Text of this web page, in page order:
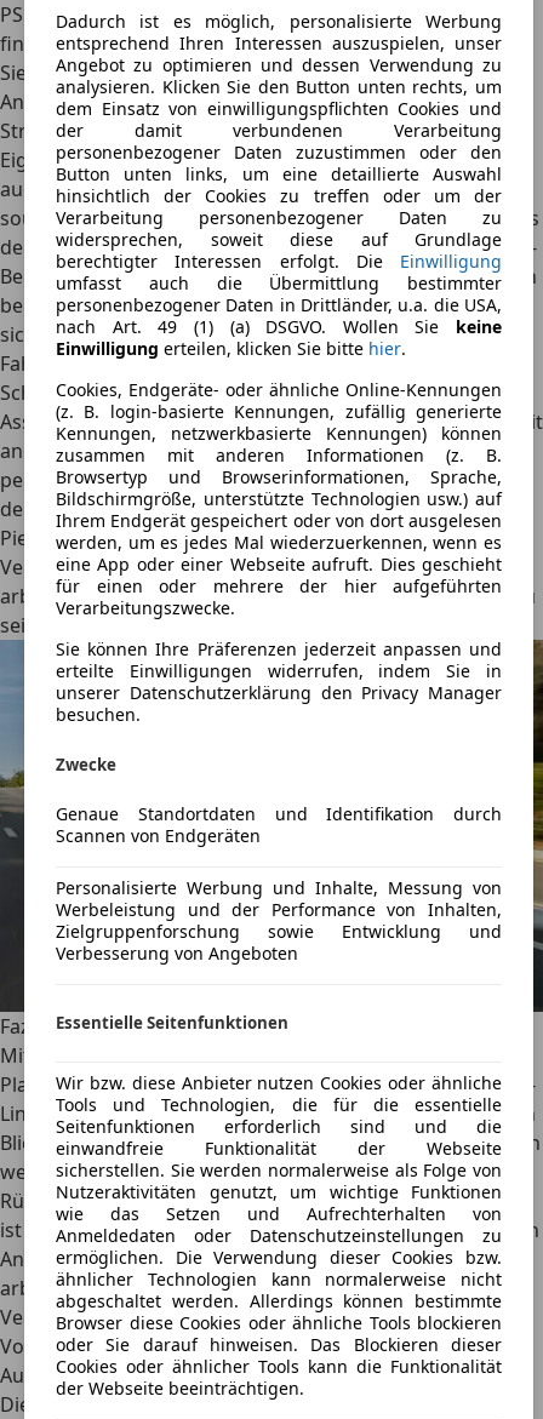
Dadurch ist es möglich, personalisierte Werbung
entsprechend Ihren Interessen auszuspielen, unser
Angebot zu optimieren und dessen Verwendung zu
analysieren. Klicken Sie den Button unten rechts, um
dem Einsatz von einwilligungspflichten Cookies und
der damit verbundenen Verarbeitung
personenbezogener Daten zuzustimmen oder den
Button unten links, um eine detaillierte Auswahl
hinsichtlich der Cookies zu treffen oder um der
Verarbeitung personenbezogener Daten zu
widersprechen, soweit diese auf Grundlage
berechtigter Interessen erfolgt. Die Einwilligung
umfasst auch die Übermittlung bestimmter
personenbezogener Daten in Drittländer, u.a. die USA,
nach Art. 49 (1) (a) DSGVO. Wollen Sie keine
Einwilligung erteilen, klicken Sie bitte hier.
Cookies, Endgeräte- oder ähnliche Online-Kennungen
(z. B. login-basierte Kennungen, zufällig generierte
Kennungen, netzwerkbasierte Kennungen) können
zusammen mit anderen Informationen (z. B.
Browsertyp und Browserinformationen, Sprache,
Bildschirmgröße, unterstützte Technologien usw.) auf
Ihrem Endgerät gespeichert oder von dort ausgelesen
werden, um es jedes Mal wiederzuerkennen, wenn es
eine App oder einer Webseite aufruft. Dies geschieht
für einen oder mehrere der hier aufgeführten
Verarbeitungszwecke.
Sie können Ihre Präferenzen jederzeit anpassen und
erteilte Einwilligungen widerrufen, indem Sie in
unserer Datenschutzerklärung den Privacy Manager
besuchen.
Zwecke
Genaue Standortdaten und Identifikation durch
Scannen von Endgeräten
Personalisierte Werbung und Inhalte, Messung von
Werbeleistung und der Performance von Inhalten,
Zielgruppenforschung sowie Entwicklung und
Verbesserung von Angeboten
Essentielle Seitenfunktionen
Wir bzw. diese Anbieter nutzen Cookies oder ähnliche
Tools und Technologien, die für die essentielle
Seitenfunktionen erforderlich sind und die
einwandfreie Funktionalität der Webseite
sicherstellen. Sie werden normalerweise als Folge von
Nutzeraktivitäten genutzt, um wichtige Funktionen
wie das Setzen und Aufrechterhalten von
Anmeldedaten oder Datenschutzeinstellungen zu
ermöglichen. Die Verwendung dieser Cookies bzw.
ähnlicher Technologien kann normalerweise nicht
abgeschaltet werden. Allerdings können bestimmte
Browser diese Cookies oder ähnliche Tools blockieren
oder Sie darauf hinweisen. Das Blockieren dieser
Cookies oder ähnlicher Tools kann die Funktionalität
der Webseite beeinträchtigen.
PS starke und nicht elektrifizierte 1,6-Liter-Turbobenziner
findet nur selten den richtigen Anschluss an das
Siebengang-Doppelkupplungsgetriebe. Ruckeliges
Anfahren ist keine Seltenheit, und bis die Kraft auf die
Straße übertragen wird, vergeht oft spürbar Zeit.
Eigentlich schade. Denn sowohl das Stahlfahrwerk als
auch die Lenkung machen aus dem Kia K4 einen durchaus
souveränen Kurvenräuber. Ist der Golf-Konkurrent jenseits
der 3.000 Touren einmal richtig in Fahrt, zieht der 1,6-Liter-
Benziner ordentlich davon. Das macht sich allerdings auch
beim Verbrauch bemerkbar. Weniger als 7,5 Liter ließen
sich im Testalltag kaum realisieren - für Leistung und
Fahrzeugklasse inzwischen eher ein mäßiger Wert.
Schwächen zeigt der Kia K4 zudem bei den
Assistenzsystemen. Zwar hatte Kia bereits vor längerer Zeit
angekündigt, den Aufmerksamkeitsassistenten weniger
penetrant abzustimmen, doch schon ein kurzer Blick auf
den Beifahrersitz reicht aus, um den Fahrer mit lautem
Piepsen zu ermahnen. Dass die
Verkehrszeichenerkennung eher nach dem Zufallsprinzip
arbeitet, scheint inzwischen ohnehin Industriestandard zu
sein.
Fazit
Mit seinem knackigen Design, dem großzügigen
Platzangebot und der umfangreichen Ausstattung der GT-
Line zu einem fairen Preis macht der Kia K4 auf den ersten
Blick eine gute Figur. Er hat das Zeug dazu nicht einfach ein
weiterer Golf-Konkurrent zu sein, der schnell wieder im
Rückspiegel der Geschichte verschwindet. Voraussetzung
ist allerdings, dass die Koreaner noch einmal einmal in den
Antriebsstrang investieren. Denn Motor und Getriebe
arbeiten nur selten harmonisch zusammen, während der
Verbrauch gleichzeitig zu hoch ausfällt. (Text: Thomas
Vogelhuber | Bilder: Hersteller)
AutoScout24 Scores
Diese Bewertung wird von unserem Expertenteam nach